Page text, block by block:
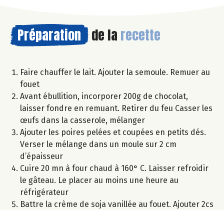
Préparation de la recette
Faire chauffer le lait. Ajouter la semoule. Remuer au
fouet
Avant ébullition, incorporer 200g de chocolat,
laisser fondre en remuant. Retirer du feu Casser les
œufs dans la casserole, mélanger
Ajouter les poires pelées et coupées en petits dés.
Verser le mélange dans un moule sur 2 cm
d’épaisseur
Cuire 20 mn à four chaud à 160° C. Laisser refroidir
le gâteau. Le placer au moins une heure au
réfrigérateur
Battre la crème de soja vanillée au fouet. Ajouter 2cs